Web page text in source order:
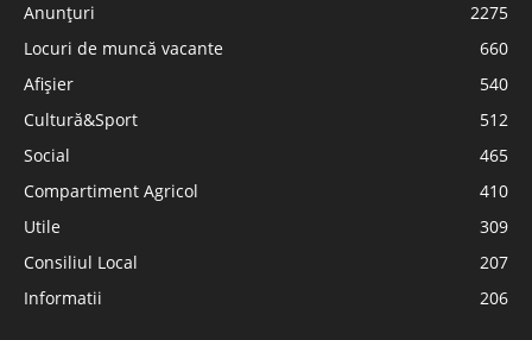
Anunțuri
2275
Locuri de muncă vacante
660
Afișier
540
Cultură&Sport
512
Social
465
Compartiment Agricol
410
Utile
309
Consiliul Local
207
Informatii
206